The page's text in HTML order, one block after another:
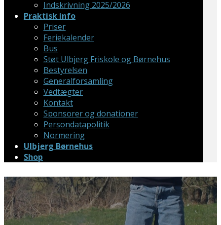
Indskrivning 2025/2026
Praktisk info
Priser
Feriekalender
Bus
Støt Ulbjerg Friskole og Børnehus
Bestyrelsen
Generalforsamling
Vedtægter
Kontakt
Sponsorer og donationer
Persondatapolitik
​Normering
Ulbjerg Børnehus
Shop